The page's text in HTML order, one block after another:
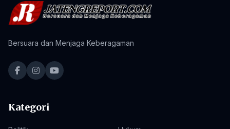
Bersuara dan Menjaga Keberagaman
Kategori